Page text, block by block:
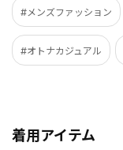
#メンズファッション
#オトナカジュアル
着用アイテム